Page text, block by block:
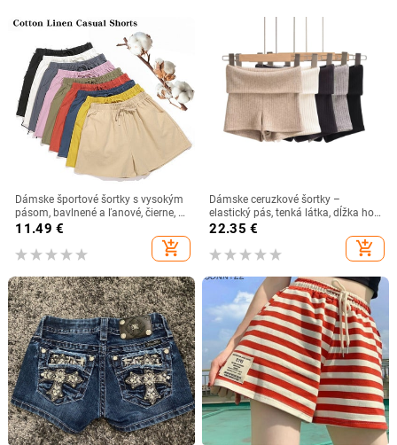
Dámske športové šortky s vysokým
pásom, bavlnené a ľanové, čierne, s
vysokým pásom, módne, pre
cyklistov, plus veľkosť, základné, pre
streetwear.
11.49 €
add_shopping_cart
Dámske ceruzkové šortky –
elastický pás, tenká látka, dĺžka hot
pants, jeseň 2025
22.35 €
add_shopping_cart